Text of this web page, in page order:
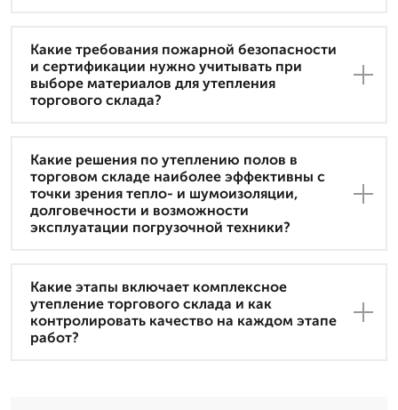
Какие требования пожарной безопасности
и сертификации нужно учитывать при
выборе материалов для утепления
торгового склада?
Какие решения по утеплению полов в
торговом складе наиболее эффективны с
точки зрения тепло- и шумоизоляции,
долговечности и возможности
эксплуатации погрузочной техники?
Какие этапы включает комплексное
утепление торгового склада и как
контролировать качество на каждом этапе
работ?